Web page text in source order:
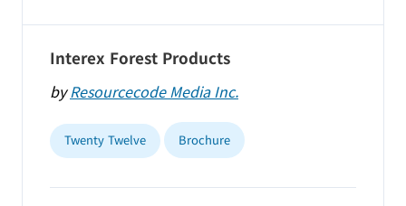
Interex Forest Products
byResourcecode Media Inc.
Twenty Twelve Brochure